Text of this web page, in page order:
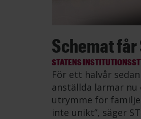
Schemat
STATENS
För ett halvår
anställda larmar
utrymme för
inte unikt”, säger